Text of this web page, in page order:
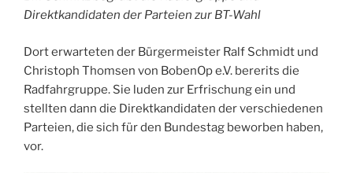
Direktkandidaten der Parteien zur BT-Wahl
Dort erwarteten der Bürgermeister Ralf Schmidt und
Christoph Thomsen von BobenOp e.V. bererits die
Radfahrgruppe. Sie luden zur Erfrischung ein und
stellten dann die Direktkandidaten der verschiedenen
Parteien, die sich für den Bundestag beworben haben,
vor.